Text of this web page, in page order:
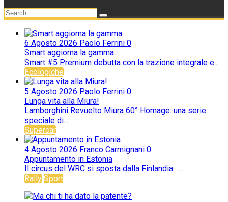
6 Agosto 2026 Paolo Ferrini 0
Smart aggiorna la gamma
Smart #5 Premium debutta con la trazione integrale e...
Ecologiche
5 Agosto 2026 Paolo Ferrini 0
Lunga vita alla Miura!
Lamborghini Revuelto Miura 60° Homage: una serie
speciale di...
Supercar
4 Agosto 2026 Franco Carmignani 0
Appuntamento in Estonia
Il circus del WRC si sposta dalla Finlandia. ...
Rally Sport